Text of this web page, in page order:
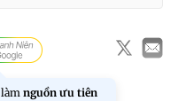
làm nguồn ưu tiên